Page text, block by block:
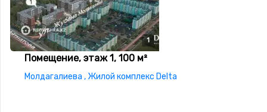
1
Помещение, этаж 1, 100 м²
Молдагалиева , Жилой комплекс Delta